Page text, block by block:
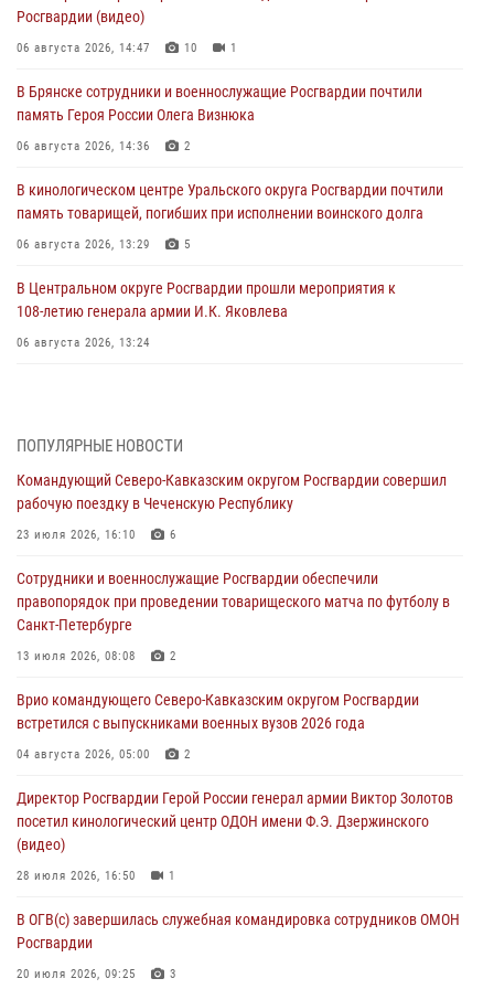
Росгвардии (видео)
06 августа 2026, 14:47 10 1
В Брянске сотрудники и военнослужащие Росгвардии почтили
память Героя России Олега Визнюка
06 августа 2026, 14:36 2
В кинологическом центре Уральского округа Росгвардии почтили
память товарищей, погибших при исполнении воинского долга
06 августа 2026, 13:29 5
В Центральном округе Росгвардии прошли мероприятия к
108‑летию генерала армии И.К. Яковлева
06 августа 2026, 13:24
06 августа 2026, 12:35 1
Росгвардейцы провели выставку вооружения для участников сбора
«Гвардеец» в Пензе (видео)
06 августа 2026, 12:00
В Курске росгвардейцы приняли участие в митинге, посвященном
второй годовщине вторжения ВСУ на территорию области
06 августа 2026, 11:56
угрожавшего подростку травматическим пистолетом
06 августа 2026, 11:33
крупная нарколаборатория
ПОПУЛЯРНЫЕ НОВОСТИ
Командующий Северо-Кавказским округом Росгвардии совершил
рабочую поездку в Чеченскую Республику
23 июля 2026, 16:10 6
Сотрудники и военнослужащие Росгвардии обеспечили
правопорядок при проведении товарищеского матча по футболу в
Санкт-Петербурге
13 июля 2026, 08:08 2
Врио командующего Северо-Кавказским округом Росгвардии
встретился с выпускниками военных вузов 2026 года
04 августа 2026, 05:00 2
Директор Росгвардии Герой России генерал армии Виктор Золотов
посетил кинологический центр ОДОН имени Ф.Э. Дзержинского
(видео)
28 июля 2026, 16:50 1
В ОГВ(с) завершилась служебная командировка сотрудников ОМОН
Росгвардии
20 июля 2026, 09:25 3